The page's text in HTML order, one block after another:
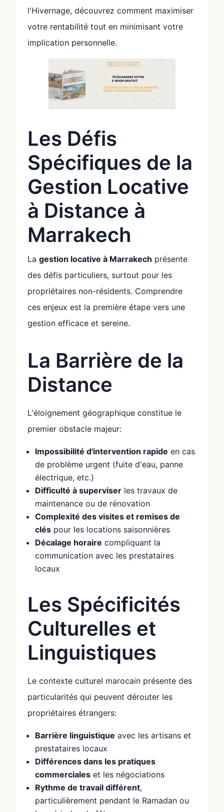
l'Hivernage, découvrez comment maximiser
votre rentabilité tout en minimisant votre
implication personnelle.
Les Défis
Spécifiques de la
Gestion Locative
à Distance à
Marrakech
La gestion locative à Marrakech présente
des défis particuliers, surtout pour les
propriétaires non-résidents. Comprendre
ces enjeux est la première étape vers une
gestion efficace et sereine.
La Barrière de la
Distance
L'éloignement géographique constitue le
premier obstacle majeur:
Impossibilité d'intervention rapide en cas
de problème urgent (fuite d'eau, panne
électrique, etc.)
Difficulté à superviser les travaux de
maintenance ou de rénovation
Complexité des visites et remises de
clés pour les locations saisonnières
Décalage horaire compliquant la
communication avec les prestataires
locaux
Les Spécificités
Culturelles et
Linguistiques
Le contexte culturel marocain présente des
particularités qui peuvent dérouter les
propriétaires étrangers:
Barrière linguistique avec les artisans et
prestataires locaux
Différences dans les pratiques
commerciales et les négociations
Rythme de travail différent,
particulièrement pendant le Ramadan ou